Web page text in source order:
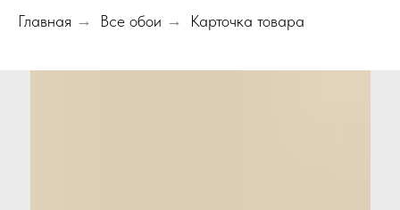
Главная → Все обои → Карточка товара